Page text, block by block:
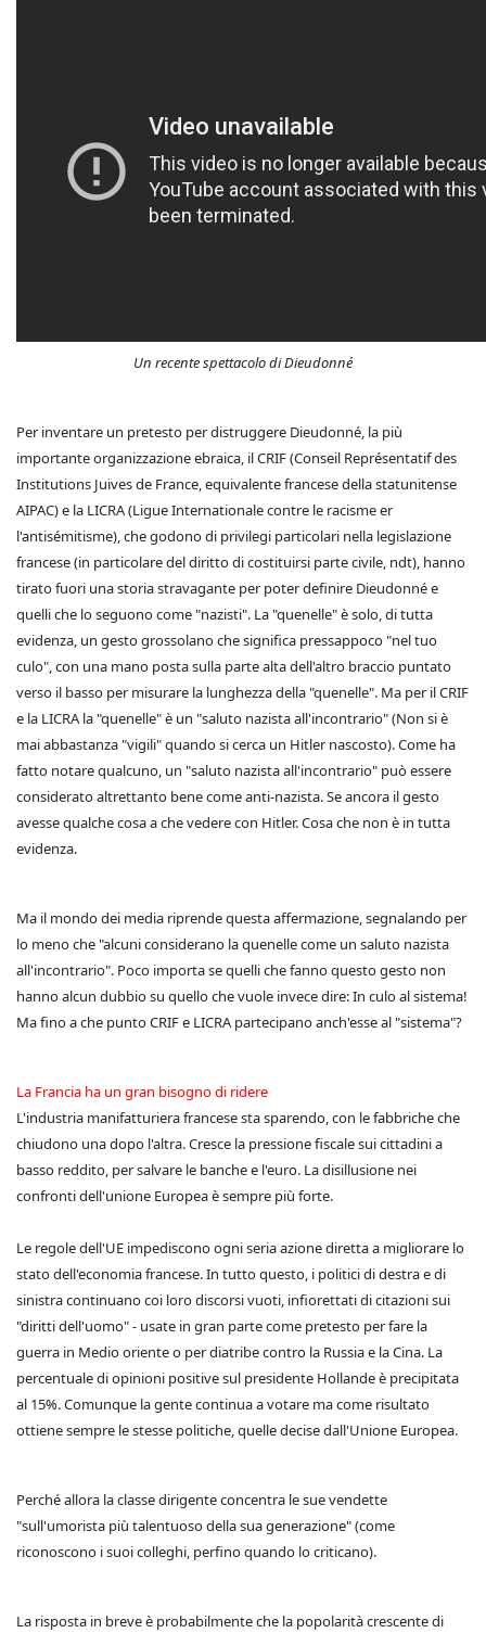
Un recente spettacolo di Dieudonné
Per inventare un pretesto per distruggere Dieudonné, la più
importante organizzazione ebraica, il CRIF (Conseil Représentatif des
Institutions Juives de France, equivalente francese della statunitense
AIPAC) e la LICRA (Ligue Internationale contre le racisme er
l'antisémitisme), che godono di privilegi particolari nella legislazione
francese (in particolare del diritto di costituirsi parte civile, ndt), hanno
tirato fuori una storia stravagante per poter definire Dieudonné e
quelli che lo seguono come "nazisti". La "quenelle" è solo, di tutta
evidenza, un gesto grossolano che significa pressappoco "nel tuo
culo", con una mano posta sulla parte alta dell'altro braccio puntato
verso il basso per misurare la lunghezza della "quenelle". Ma per il CRIF
e la LICRA la "quenelle" è un "saluto nazista all'incontrario" (Non si è
mai abbastanza "vigili" quando si cerca un Hitler nascosto). Come ha
fatto notare qualcuno, un "saluto nazista all'incontrario" può essere
considerato altrettanto bene come anti-nazista. Se ancora il gesto
avesse qualche cosa a che vedere con Hitler. Cosa che non è in tutta
evidenza.
Ma il mondo dei media riprende questa affermazione, segnalando per
lo meno che "alcuni considerano la quenelle come un saluto nazista
all'incontrario". Poco importa se quelli che fanno questo gesto non
hanno alcun dubbio su quello che vuole invece dire: In culo al sistema!
Ma fino a che punto CRIF e LICRA partecipano anch'esse al "sistema"?
La Francia ha un gran bisogno di ridere
L'industria manifatturiera francese sta sparendo, con le fabbriche che
chiudono una dopo l'altra. Cresce la pressione fiscale sui cittadini a
basso reddito, per salvare le banche e l'euro. La disillusione nei
confronti dell'unione Europea è sempre più forte.
Le regole dell'UE impediscono ogni seria azione diretta a migliorare lo
stato dell'economia francese. In tutto questo, i politici di destra e di
sinistra continuano coi loro discorsi vuoti, infiorettati di citazioni sui
"diritti dell'uomo" - usate in gran parte come pretesto per fare la
guerra in Medio oriente o per diatribe contro la Russia e la Cina. La
percentuale di opinioni positive sul presidente Hollande è precipitata
al 15%. Comunque la gente continua a votare ma come risultato
ottiene sempre le stesse politiche, quelle decise dall'Unione Europea.
Perché allora la classe dirigente concentra le sue vendette
"sull'umorista più talentuoso della sua generazione" (come
riconoscono i suoi colleghi, perfino quando lo criticano).
La risposta in breve è probabilmente che la popolarità crescente di